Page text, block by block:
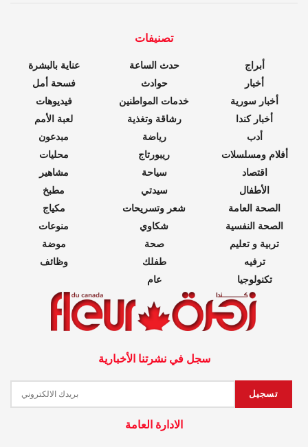
تصنيفات
أبراج
أخبار
أخبار سورية
أخبار كندا
أدب
أفلام ومسلسلات
اقتصاد
الأطفال
الصحة العامة
الصحة النفسية
تربية و تعليم
ترفيه
تكنولوجيا
حدث الساعة
حوادث
خدمات المواطنين
رشاقة وتغذية
رياضة
ريبورتاج
سياحة
سيدتي
شعر وتسريحات
شكاوي
صحة
طفلك
عام
عناية بالبشرة
فسحة أمل
فيديوهات
لعبة الأمم
مبدعون
محليات
مشاهير
مطبخ
مكياج
منوعات
موضة
وظائف
سجل في نشرتنا الأخبارية
الادارة العامة